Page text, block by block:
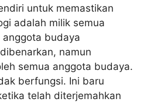
untuk memastikan
adalah milik semua
budaya
namun
semua anggota budaya.
berfungsi. Ini baru
telah diterjemahkan